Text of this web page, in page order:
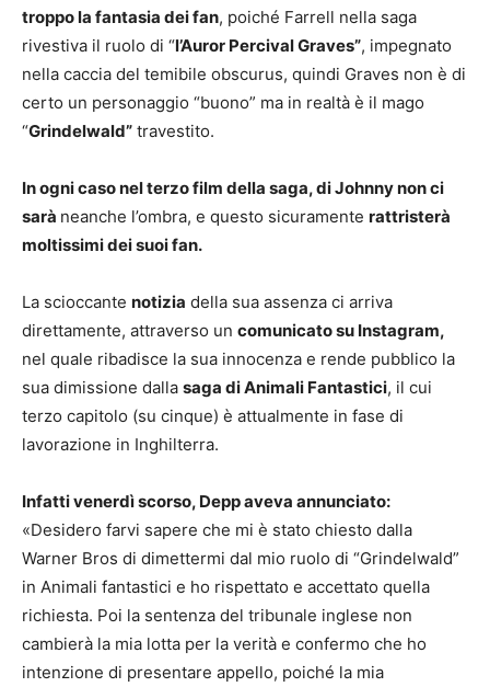
troppo la fantasia dei fan, poiché Farrell nella saga
rivestiva il ruolo di “l’Auror Percival Graves”, impegnato
nella caccia del temibile obscurus, quindi Graves non è di
certo un personaggio “buono” ma in realtà è il mago
“Grindelwald” travestito.
In ogni caso nel terzo film della saga, di Johnny non ci
sarà neanche l’ombra, e questo sicuramente rattristerà
moltissimi dei suoi fan.
La scioccante notizia della sua assenza ci arriva
direttamente, attraverso un comunicato su Instagram,
nel quale ribadisce la sua innocenza e rende pubblico la
sua dimissione dalla saga di Animali Fantastici, il cui
terzo capitolo (su cinque) è attualmente in fase di
lavorazione in Inghilterra.
Infatti venerdì scorso, Depp aveva annunciato:
«Desidero farvi sapere che mi è stato chiesto dalla
Warner Bros di dimettermi dal mio ruolo di “Grindelwald”
in Animali fantastici e ho rispettato e accettato quella
richiesta. Poi la sentenza del tribunale inglese non
cambierà la mia lotta per la verità e confermo che ho
intenzione di presentare appello, poiché la mia